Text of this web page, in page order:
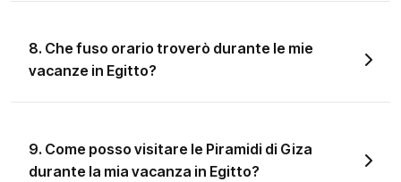
8. Che fuso orario troverò durante le mie
vacanze in Egitto?
9. Come posso visitare le Piramidi di Giza
durante la mia vacanza in Egitto?